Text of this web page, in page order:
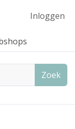
Inloggen
Zoek